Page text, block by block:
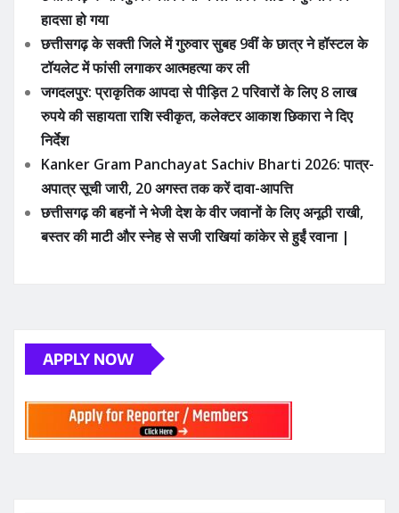
निर्देश
Kanker Gram Panchayat Sachiv Bharti 2026: पात्र-
अपात्र सूची जारी, 20 अगस्त तक करें दावा-आपत्ति
छत्तीसगढ़ की बहनों ने भेजी देश के वीर जवानों के लिए अनूठी राखी,
बस्तर की माटी और स्नेह से सजी राखियां कांकेर से हुईं रवाना |
APPLY NOW
ADVERTISE YOUR BUSINESS